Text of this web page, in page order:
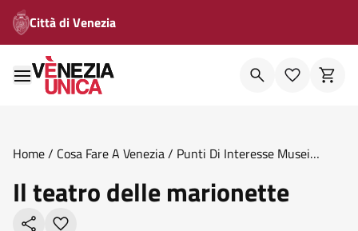
Città di Venezia
Home/ Cosa Fare A Venezia/ Punti Di Interesse Musei
Il teatro delle marionette